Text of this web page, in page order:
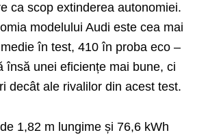
ca scop extinderea autonomiei.
modelului Audi este cea mai
în test, 410 în proba eco –
însă unei eficiențe mai bune, ci
decât ale rivalilor din acest test.
1,82 m lungime și 76,6 kWh